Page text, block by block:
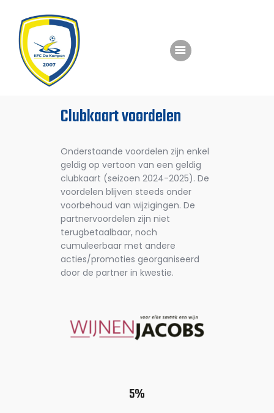
Home
Nieuws
Teams
Jeugd
Events
Business
Match diner
KempenCup
Webshop
Clubkaart voordelen
Onderstaande voordelen zijn enkel
geldig op vertoon van een geldig
clubkaart (seizoen 2024-2025). De
voordelen blijven steeds onder
voorbehoud van wijzigingen. De
partnervoordelen zijn niet
terugbetaalbaar, noch
cumuleerbaar met andere
acties/promoties georganiseerd
door de partner in kwestie.
5%